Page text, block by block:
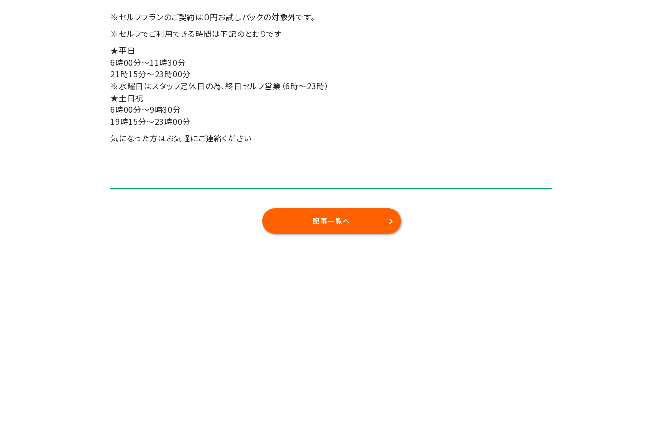
※セルフプランのご契約は０円お試しパックの対象外です。
※セルフでご利用できる時間は下記のとおりです
★平日
6時00分～11時30分
21時15分～23時00分
※水曜日はスタッフ定休日の為、終日セルフ営業（6時～23時）
★土日祝
6時00分～9時30分
19時15分～23時00分
気になった方はお気軽にご連絡ください
記事一覧へ